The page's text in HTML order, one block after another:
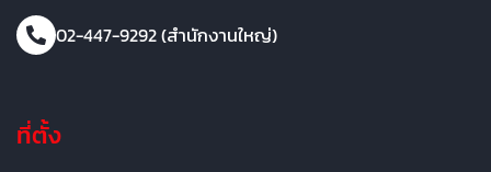
02-447-9292 (สำนักงานใหญ่)
ที่ตั้ง